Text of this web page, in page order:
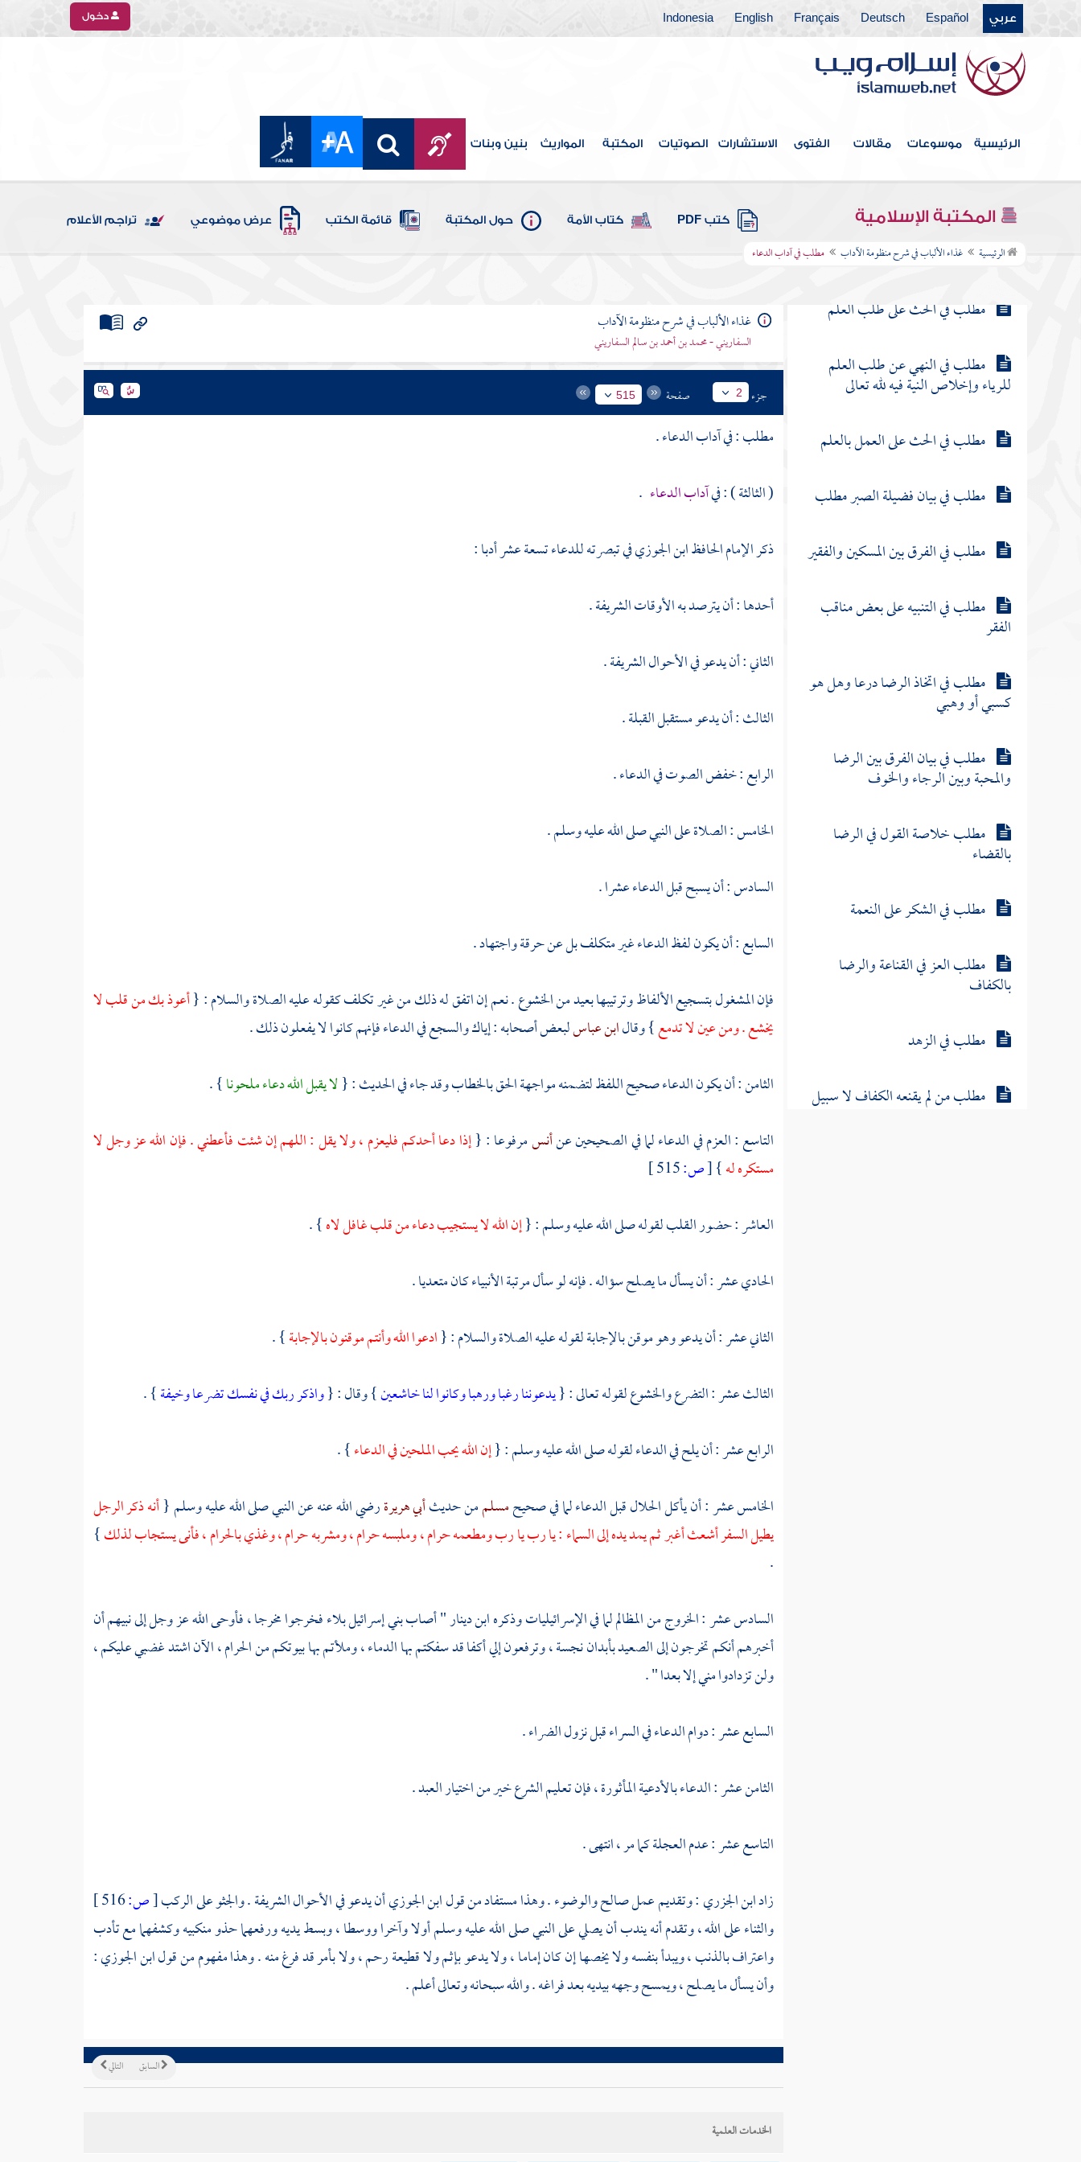
عربي Español
Deutsch
Français
English
Indonesia دخول
الرئيسية موسوعات مقالات الفتوى الاستشارات الصوتيات المكتبة المواريث بنين وبنات
المكتبة الإسلامية كتب PDF كتاب الأمة حول المكتبة قائمة الكتب عرض موضوعي تراجم الأعلام
الرئيسية غذاء الألباب في شرح منظومة الآداب مطلب في آداب الدعاء
مطلب فيما يقول الرجل إذا قام إلى
الصلاة من جوف الليل
مطلب في بيان الأوقات والأماكن
التي يستجاب فيها الدعاء
مطلب في آداب الدعاء
مطلب في الحث على طلب العلم
مطلب في النهي عن طلب العلم
للرياء وإخلاص النية فيه لله تعالى
مطلب في الحث على العمل بالعلم
مطلب في بيان فضيلة الصبر مطلب
مطلب في الفرق بين المسكين والفقير
مطلب في التنبيه على بعض مناقب
الفقر
مطلب في اتخاذ الرضا درعا وهل هو
كسبي أو وهبي
مطلب في بيان الفرق بين الرضا
والمحبة وبين الرجاء والخوف
مطلب خلاصة القول في الرضا
بالقضاء
مطلب في الشكر على النعمة
مطلب العز في القناعة والرضا
بالكفاف
مطلب في الزهد
مطلب من لم يقنعه الكفاف لا سبيل
غذاء الألباب في شرح منظومة الآداب
السفاريني - محمد بن أحمد بن سالم السفاريني
جزء 2 صفحة 515
مطلب : في آداب الدعاء .
( الثالثة ) : فيآداب الدعاء .
ذكر الإمام الحافظابن الجوزيفي تبصرته للدعاء تسعة عشر أدبا :
أحدها : أن يترصد به الأوقات الشريفة .
الثاني : أن يدعو في الأحوال الشريفة .
الثالث : أن يدعو مستقبل القبلة .
الرابع : خفض الصوت في الدعاء .
الخامس : الصلاة على النبي صلى الله عليه وسلم .
السادس : أن يسبح قبل الدعاء عشرا .
السابع : أن يكون لفظ الدعاء غير متكلف بل عن حرقة واجتهاد .
فإن المشغول بتسجيع الألفاظ وترتيبها بعيد من الخشوع . نعم إن اتفق له ذلك من غير تكلف كقوله عليه الصلاة والسلام : {أعوذ بك من قلب لا
يخشع . ومن عين لا تدمع} وقالابن عباسلبعض أصحابه : إياك والسجع في الدعاء فإنهم كانوا لا يفعلون ذلك .
الثامن : أن يكون الدعاء صحيح اللفظ لتضمنه مواجهة الحق بالخطاب وقد جاء في الحديث : {لا يقبل الله دعاء ملحونا} .
التاسع : العزم في الدعاء لما في الصحيحين عنأنسمرفوعا : {إذا دعا أحدكم فليعزم ، ولا يقل : اللهم إن شئت فأعطني . فإن الله عز وجل لا
مستكره له}
[ص:
العاشر : حضور القلب لقوله صلى الله عليه وسلم : {إن الله لا يستجيب دعاء من قلب غافل لاه} .
الحادي عشر : أن يسأل ما يصلح سؤاله . فإنه لو سأل مرتبة الأنبياء كان متعديا .
الثاني عشر : أن يدعو وهو موقن بالإجابة لقوله عليه الصلاة والسلام : {ادعوا الله وأنتم موقنون بالإجابة} .
الثالث عشر : التضرع والخشوع لقوله تعالى : {يدعوننا رغبا ورهبا وكانوا لنا خاشعين} وقال : {واذكر ربك في نفسك تضرعا وخيفة} .
الرابع عشر : أن يلح في الدعاء لقوله صلى الله عليه وسلم : {إن الله يحب الملحين في الدعاء} .
الخامس عشر : أن يأكل الحلال قبل الدعاء لما في صحيحمسلممن حديثأبي هريرةرضي الله عنه عن النبي صلى الله عليه وسلم {أنه ذكر الرجل
يطيل السفر أشعث أغبر ثم يمد يده إلى السماء : يا رب يا رب ومطعمه حرام ، وملبسه حرام ، ومشربه حرام ، وغذي بالحرام ، فأنى يستجاب لذلك}
.
السادس عشر : الخروج من المظالم لما في الإسرائيليات وذكرهابن دينار" أصاببني إسرائيلبلاء فخرجوا مخرجا ، فأوحى الله عز وجل إلى نبيهم أن
أخبرهم أنكم تخرجون إلى الصعيد بأبدان نجسة ، وترفعون إلي أكفا قد سفكتم بها الدماء ، وملأتم بها بيوتكم من الحرام ، الآن اشتد غضبي عليكم ،
ولن تزدادوا مني إلا بعدا " .
السابع عشر : دوام الدعاء في السراء قبل نزول الضراء .
الثامن عشر : الدعاء بالأدعية المأثورة ، فإن تعليم الشرع خير من اختيار العبد .
التاسع عشر : عدم العجلة كما مر ، انتهى .
زادابن الجزري: وتقديم عمل صالح والوضوء . وهذا مستفاد من قولابن الجوزيأن يدعو في الأحوال الشريفة . والجثو على الركب[ص:516 ]
والثناء على الله ، وتقدم أنه يندب أن يصلي على النبي صلى الله عليه وسلم أولا وآخرا ووسطا ، وبسط يديه ورفعهما حذو منكبيه وكشفهما مع تأدب
واعتراف بالذنب ، ويبدأ بنفسه ولا يخصها إن كان إماما ، ولا يدعو بإثم ولا قطيعة رحم ، ولا بأمر قد فرغ منه . وهذا مفهوم من قولابن الجوزي:
وأن يسأل ما يصلح ، ويمسح وجهه بيديه بعد فراغه . والله سبحانه وتعالى أعلم .
التالي السابق
الخدمات العلمية